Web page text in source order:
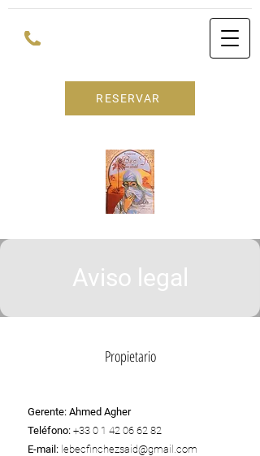
RESERVAR
Aviso legal
Propietario
Gerente: Ahmed Agher
Teléfono: +33 0 1 42 06 62 82
E-mail: lebecfinchezsaid@gmail.com